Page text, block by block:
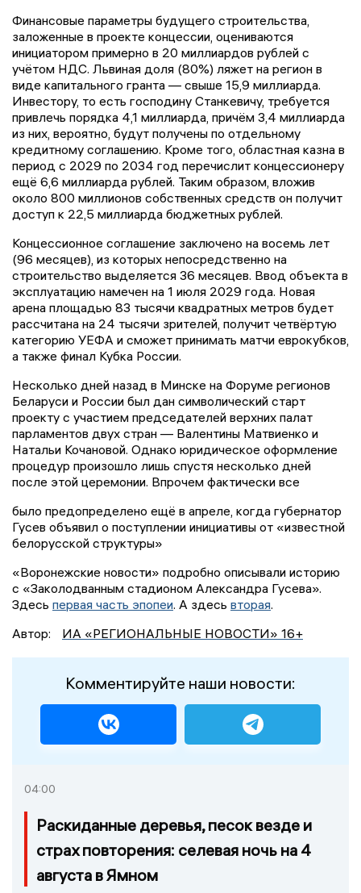
Финансовые параметры будущего строительства,
заложенные в проекте концессии, оцениваются
инициатором примерно в 20 миллиардов рублей с
учётом НДС. Львиная доля (80%) ляжет на регион в
виде капитального гранта — свыше 15,9 миллиарда.
Инвестору, то есть господину Станкевичу, требуется
привлечь порядка 4,1 миллиарда, причём 3,4 миллиарда
из них, вероятно, будут получены по отдельному
кредитному соглашению. Кроме того, областная казна в
период с 2029 по 2034 год перечислит концессионеру
ещё 6,6 миллиарда рублей. Таким образом, вложив
около 800 миллионов собственных средств он получит
доступ к 22,5 миллиарда бюджетных рублей.
Концессионное соглашение заключено на восемь лет
(96 месяцев), из которых непосредственно на
строительство выделяется 36 месяцев. Ввод объекта в
эксплуатацию намечен на 1 июля 2029 года. Новая
арена площадью 83 тысячи квадратных метров будет
рассчитана на 24 тысячи зрителей, получит четвёртую
категорию УЕФА и сможет принимать матчи еврокубков,
а также финал Кубка России.
Несколько дней назад в Минске на Форуме регионов
Беларуси и России был дан символический старт
проекту с участием председателей верхних палат
парламентов двух стран — Валентины Матвиенко и
Натальи Кочановой. Однако юридическое оформление
процедур произошло лишь спустя несколько дней
после этой церемонии. Впрочем фактически все
было предопределено ещё в апреле, когда губернатор
Гусев объявил о поступлении инициативы от «известной
белорусской структуры»
«Воронежские новости» подробно описывали историю
с «Заколодванным стадионом Александра Гусева».
Здесь первая часть эпопеи. A здесь вторая.
Автор:
ИА «РЕГИОНАЛЬНЫЕ НОВОСТИ» 16+
Комментируйте наши новости:
04:00
Раскиданные деревья, песок везде и
страх повторения: селевая ночь на 4
августа в Ямном